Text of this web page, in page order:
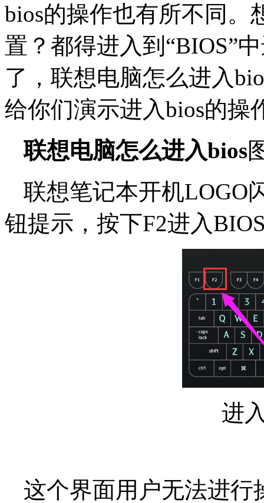
bios的操作也有所不同。
置？都得进入到“BIOS”
了，联想电脑怎么进入
给你们演示进入bios的操
联想电脑怎么进入bios
联想笔记本开机LOGO
钮提示，按下F2进入
进
这个界面用户无法进行